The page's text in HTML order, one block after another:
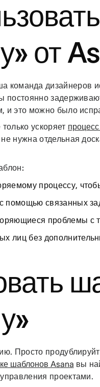
от
команда дизайнеров
постоянно
и это можно было
ускоряет
нужна отдельная
процессу,
помощью связанных
проблемы с
лиц без
Просто
шаблонов Asana вы
проектами.